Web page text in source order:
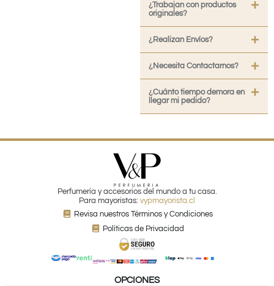
¿Trabajan con productos
originales?
¿Realizan Envíos?
¿Necesita Contactarnos?
¿Cuánto tiempo demora en
llegar mi pedido?
Perfumería y accesorios del mundo a tu casa.
Para mayoristas: vypmayorista.cl
Revisa nuestros Términos y Condiciones
Políticas de Privacidad
OPCIONES